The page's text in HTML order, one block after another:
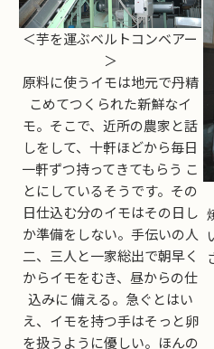
＜芋を運ぶベルトコンベアー
＞
原料に使うイモは地元で丹精
こめてつくられた新鮮なイ
モ。そこで、近所の農家と話
しをして、十軒ほどから毎日
一軒ずつ持ってきてもらう こ
とにしているそうです。その
日仕込む分のイモはその日し
か準備をしない。手伝いの人
二、三人と一家総出で朝早く
からイモをむき、昼からの仕
込みに 備える。急ぐとはい
え、イモを持つ手はそっと卵
を扱うように優しい。ほんの